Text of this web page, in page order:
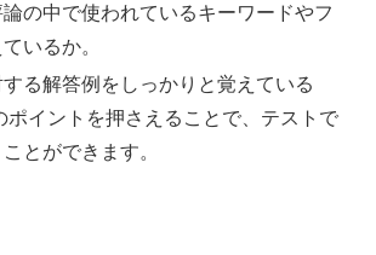
の中で使われているキーワードやフ
いるか。
る解答例をしっかりと覚えている
ポイントを押さえることで、テストで
とができます。